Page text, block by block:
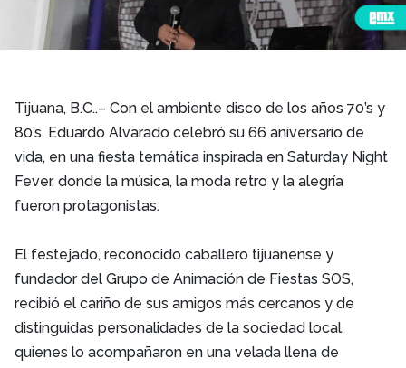
Tijuana, B.C..– Con el ambiente disco de los años 70’s y
80’s, Eduardo Alvarado celebró su 66 aniversario de
vida, en una fiesta temática inspirada en Saturday Night
Fever, donde la música, la moda retro y la alegría
fueron protagonistas.
El festejado, reconocido caballero tijuanense y
fundador del Grupo de Animación de Fiestas SOS,
recibió el cariño de sus amigos más cercanos y de
distinguidas personalidades de la sociedad local,
quienes lo acompañaron en una velada llena de